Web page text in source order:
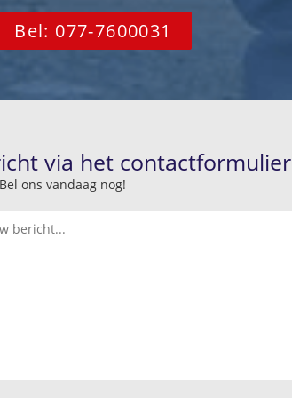
Bel: 077-7600031
via het
ons vandaag nog!